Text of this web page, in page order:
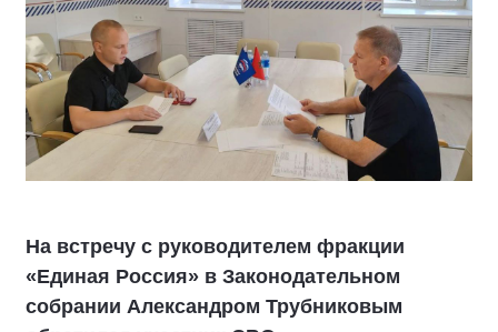
На встречу с руководителем фракции
«Единая Россия» в Законодательном
собрании Александром Трубниковым